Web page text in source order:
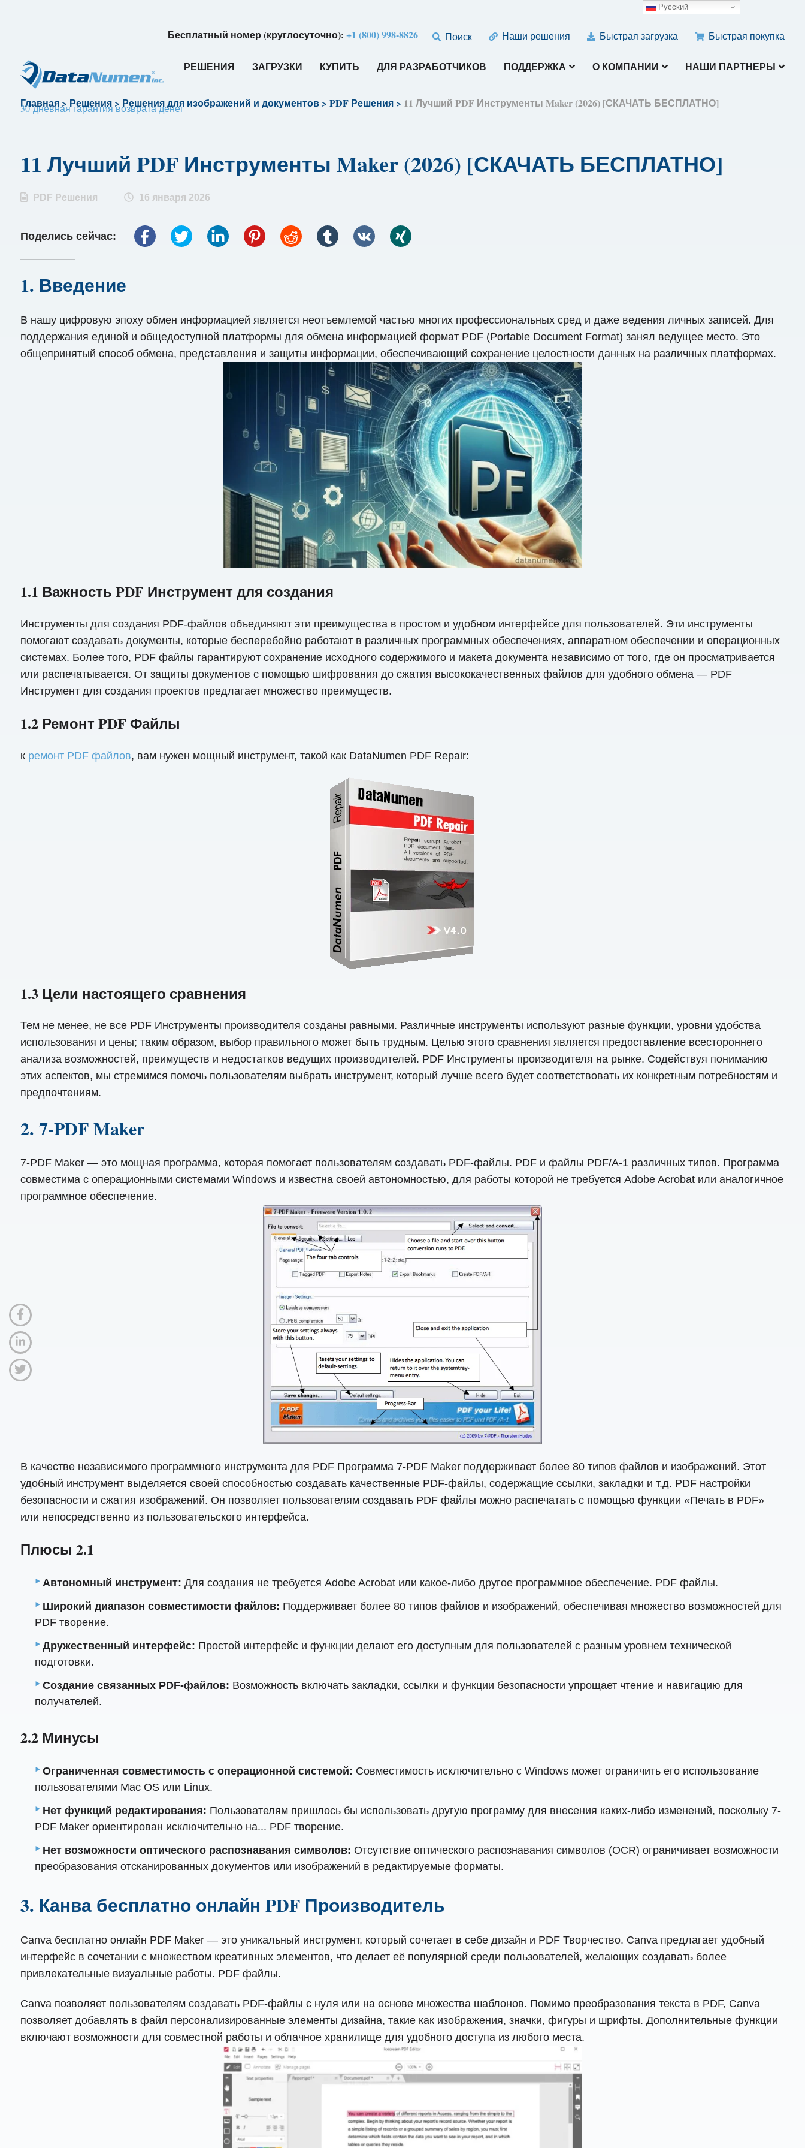
Бесплатный номер (круглосуточно):+1 (800) 998-8826 Поиск Наши решения Быстрая загрузка Быстрая покупка
30-дневная гарантия возврата денег
РЕШЕНИЯ ЗАГРУЗКИ КУПИТЬ ДЛЯ РАЗРАБОТЧИКОВ ПОДДЕРЖКА О КОМПАНИИ НАШИ ПАРТНЕРЫ
Главная> Решения> Решения для изображений и документов> PDF Решения> 11 Лучший PDF Инструменты Maker (2026) [СКАЧАТЬ БЕСПЛАТНО]
11 Лучший PDF Инструменты Maker (2026) [СКАЧАТЬ БЕСПЛАТНО]
PDF Решения 16 января 2026
Поделись сейчас:
1. Введение
В нашу цифровую эпоху обмен информацией является неотъемлемой частью многих профессиональных сред и даже ведения личных записей. Для
поддержания единой и общедоступной платформы для обмена информацией формат PDF (Portable Document Format) занял ведущее место. Это
общепринятый способ обмена, представления и защиты информации, обеспечивающий сохранение целостности данных на различных платформах.
1.1 Важность PDF Инструмент для создания
Инструменты для создания PDF-файлов объединяют эти преимущества в простом и удобном интерфейсе для пользователей. Эти инструменты
помогают создавать документы, которые бесперебойно работают в различных программных обеспечениях, аппаратном обеспечении и операционных
системах. Более того, PDF файлы гарантируют сохранение исходного содержимого и макета документа независимо от того, где он просматривается
или распечатывается. От защиты документов с помощью шифрования до сжатия высококачественных файлов для удобного обмена — PDF
Инструмент для создания проектов предлагает множество преимуществ.
1.2 Ремонт PDF Файлы
к ремонт PDF файлов, вам нужен мощный инструмент, такой как DataNumen PDF Repair:
1.3 Цели настоящего сравнения
Тем не менее, не все PDF Инструменты производителя созданы равными. Различные инструменты используют разные функции, уровни удобства
использования и цены; таким образом, выбор правильного может быть трудным. Целью этого сравнения является предоставление всестороннего
анализа возможностей, преимуществ и недостатков ведущих производителей. PDF Инструменты производителя на рынке. Содействуя пониманию
этих аспектов, мы стремимся помочь пользователям выбрать инструмент, который лучше всего будет соответствовать их конкретным потребностям и
предпочтениям.
2. 7-PDF Maker
7-PDF Maker — это мощная программа, которая помогает пользователям создавать PDF-файлы. PDF и файлы PDF/A-1 различных типов. Программа
совместима с операционными системами Windows и известна своей автономностью, для работы которой не требуется Adobe Acrobat или аналогичное
программное обеспечение.
В качестве независимого программного инструмента для PDF Программа 7-PDF Maker поддерживает более 80 типов файлов и изображений. Этот
удобный инструмент выделяется своей способностью создавать качественные PDF-файлы, содержащие ссылки, закладки и т.д. PDF настройки
безопасности и сжатия изображений. Он позволяет пользователям создавать PDF файлы можно распечатать с помощью функции «Печать в PDF»
или непосредственно из пользовательского интерфейса.
Плюсы 2.1
Автономный инструмент: Для создания не требуется Adobe Acrobat или какое-либо другое программное обеспечение. PDF файлы.
Широкий диапазон совместимости файлов: Поддерживает более 80 типов файлов и изображений, обеспечивая множество возможностей для
PDF творение.
Дружественный интерфейс: Простой интерфейс и функции делают его доступным для пользователей с разным уровнем технической
подготовки.
Создание связанных PDF-файлов: Возможность включать закладки, ссылки и функции безопасности упрощает чтение и навигацию для
получателей.
2.2 Минусы
Ограниченная совместимость с операционной системой: Совместимость исключительно с Windows может ограничить его использование
пользователями Mac OS или Linux.
Нет функций редактирования: Пользователям пришлось бы использовать другую программу для внесения каких-либо изменений, поскольку 7-
PDF Maker ориентирован исключительно на... PDF творение.
Нет возможности оптического распознавания символов: Отсутствие оптического распознавания символов (OCR) ограничивает возможности
преобразования отсканированных документов или изображений в редактируемые форматы.
3. Канва бесплатно онлайн PDF Производитель
Canva бесплатно онлайн PDF Maker — это уникальный инструмент, который сочетает в себе дизайн и PDF Творчество. Canva предлагает удобный
интерфейс в сочетании с множеством креативных элементов, что делает её популярной среди пользователей, желающих создавать более
привлекательные визуальные работы. PDF файлы.
Canva позволяет пользователям создавать PDF-файлы с нуля или на основе множества шаблонов. Помимо преобразования текста в PDF, Canva
позволяет добавлять в файл персонализированные элементы дизайна, такие как изображения, значки, фигуры и шрифты. Дополнительные функции
включают возможности для совместной работы и облачное хранилище для удобного доступа из любого места.
Русский